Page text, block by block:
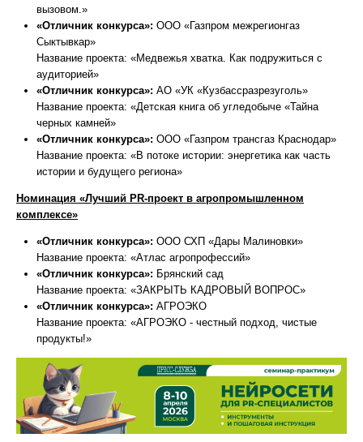
вызовом.»
«Отличник конкурса»: ООО «Газпром межрегионгаз
Сыктывкар»
Название проекта: «Медвежья хватка. Как подружиться с
аудиторией»
«Отличник конкурса»: АО «УК «Кузбассразрезуголь»
Название проекта: «Детская книга об угледобыче «Тайна
черных камней»
«Отличник конкурса»: ООО «Газпром трансгаз Краснодар»
Название проекта: «В потоке истории: энергетика как часть
истории и будущего региона»
Номинация «Лучший PR-проект в агропромышленном
комплексе»
«Отличник конкурса»: ООО СХП «Дары Малиновки»
Название проекта: «Атлас агропрофессий»
«Отличник конкурса»: Брянский сад
Название проекта: «ЗАКРЫТЬ КАДРОВЫЙ ВОПРОС»
«Отличник конкурса»: АГРОЭКО
Название проекта: «АГРОЭКО - честный подход, чистые
продукты!»